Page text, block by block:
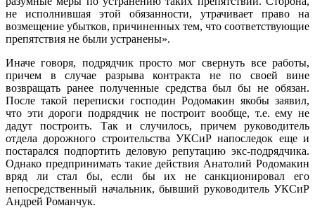
не исполнившая этой обязанности, утрачивает право на
возмещение убытков, причиненных тем, что соответствующие
препятствия не были устранены».
Иначе говоря, подрядчик просто мог свернуть все работы,
причем в случае разрыва контракта не по своей вине
возвращать ранее полученные средства был бы не обязан.
После такой переписки господин Родомакин якобы заявил,
что эти дороги подрядчик не построит вообще, т.е. ему не
дадут построить. Так и случилось, причем руководитель
отдела дорожного строительства УКСиР напоследок еще и
постарался подпортить деловую репутацию экс-подрядчика.
Однако предпринимать такие действия Анатолий Родомакин
вряд ли стал бы, если бы их не санкционировал его
непосредственный начальник, бывший руководитель УКСиР
Андрей Романчук.